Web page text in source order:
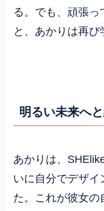
る。でも、頑張っ
と、あかりは再び
明るい未来へ
あかりは、
いに自分でデザ
た。これが彼女